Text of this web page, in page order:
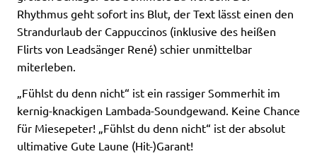
Rhythmus geht sofort ins Blut, der Text lässt einen den
Strandurlaub der Cappuccinos (inklusive des heißen
Flirts von Leadsänger René) schier unmittelbar
miterleben.
„Fühlst du denn nicht“ ist ein rassiger Sommerhit im
kernig-knackigen Lambada-Soundgewand. Keine Chance
für Miesepeter! „Fühlst du denn nicht“ ist der absolut
ultimative Gute Laune (Hit-)Garant!